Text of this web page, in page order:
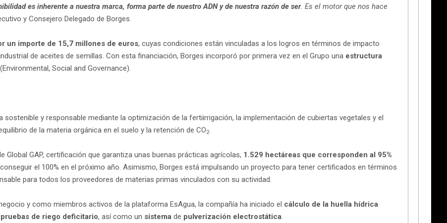
es inherente a nuestra marca, forma parte de nuestro ADN y de nuestra razón de ser. Es el motor que nos hace
y Consejero Delegado de Borges.
un importe de 15,7 millones de euros, cuyas condiciones están vinculadas a los logros en términos de impacto
de aceites de semillas. Con esta financiación, Borges incorporó por primera vez en el Grupo una estructura
(Environmental, Social and Governance).
y responsable mediante la optimización de la fertiirrigación, la implementación de cubiertas vegetales y el
de la materia orgánica en el suelo y la retención de CO2.
Global GAP, certificación que garantiza unas buenas prácticas agrícolas, 1.529 hectáreas que corresponden al 95%
el 100% en el próximo año. Asimismo, Borges está impulsando un proyecto para tener certificados en términos
para todos los proveedores de materias primas vinculados con su actividad.
y como miembros activos de la plataforma EsAgua, la compañía ha iniciado el cálculo de la huella hídrica
pruebas de riego deficitario, así como un sistema de pulverización electrostática.